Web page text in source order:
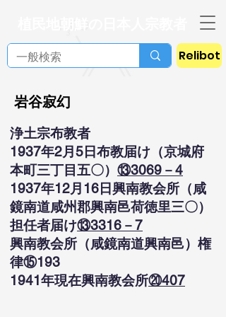
Relibot
岩谷寂幻
浄土宗布教者
1937年2月5日布教届け（京城府
本町三丁目五〇） ⑬3069－4
1937年12月16日興南教会所（咸
鏡南道咸州郡興南邑荷徳里三〇）
担任者届け⑬3316－7
興南教会所（咸鏡南道興南邑）権
律⑮193
1941年現在興南教会所⑳407